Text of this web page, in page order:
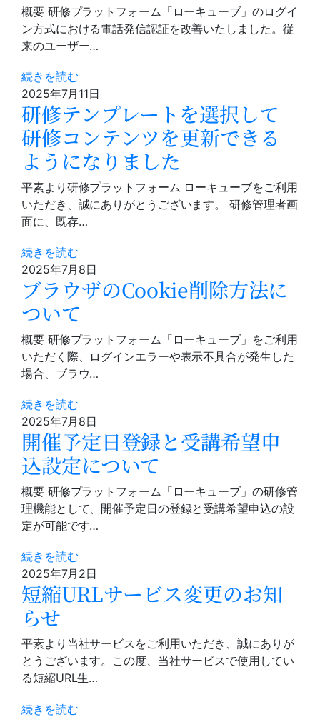
概要 研修プラットフォーム「ローキューブ」のログイ
ン方式における電話発信認証を改善いたしました。従
来のユーザー…
続きを読む
2025年7月11日
研修テンプレートを選択して
研修コンテンツを更新できる
ようになりました
平素より研修プラットフォーム ローキューブをご利用
いただき、誠にありがとうございます。 研修管理者画
面に、既存…
続きを読む
2025年7月8日
ブラウザのCookie削除方法に
ついて
概要 研修プラットフォーム「ローキューブ」をご利用
いただく際、ログインエラーや表示不具合が発生した
場合、ブラウ…
続きを読む
2025年7月8日
開催予定日登録と受講希望申
込設定について
概要 研修プラットフォーム「ローキューブ」の研修管
理機能として、開催予定日の登録と受講希望申込の設
定が可能です…
続きを読む
2025年7月2日
短縮URLサービス変更のお知
らせ
平素より当社サービスをご利用いただき、誠にありが
とうございます。この度、当社サービスで使用してい
る短縮URL生…
続きを読む